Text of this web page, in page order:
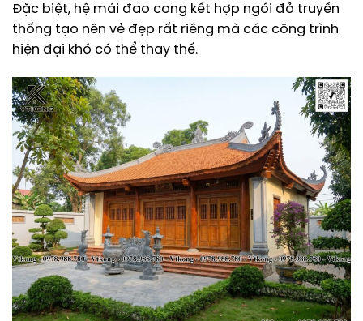
Đặc biệt, hệ mái đao cong kết hợp ngói đỏ truyền
thống tạo nên vẻ đẹp rất riêng mà các công trình
hiện đại khó có thể thay thế.